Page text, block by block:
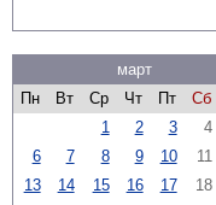
март
Пн
Вт Ср Чт Пт Сб
1
2 3 4
6
7 8 9 10 11
13
14 15 16 17 18